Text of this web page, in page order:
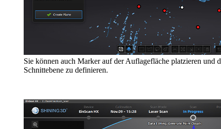
Sie können auch Marker auf der Auflagefläche platzieren und
Schnittebene zu definieren.